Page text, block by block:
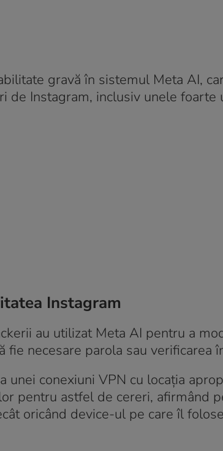
gravă în sistemul Meta AI,
de Instagram, inclusiv unele foarte
Instagram
au utilizat Meta AI pentru a
fie necesare parola sau verificarea
unei conexiuni VPN cu locația
pentru astfel de cereri, afirmând
oricând device-ul pe care îl